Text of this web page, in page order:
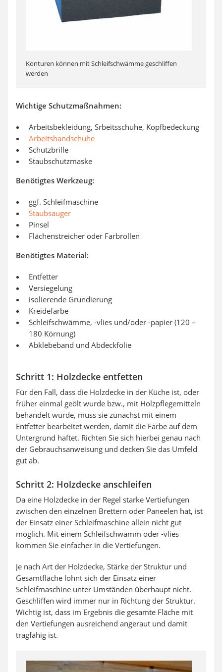
Konturen können mit Schleifschwämme geschliffen
werden
Wichtige Schutzmaßnahmen:
Arbeitsbekleidung, Srbeitsschuhe, Kopfbedeckung
Arbeitshandschuhe
Schutzbrille
Staubschutzmaske
Benötigtes Werkzeug:
ggf. Schleifmaschine
Staubsauger
Pinsel
Flächenstreicher oder Farbrollen
Benötigtes Material:
Entfetter
Versiegelung
isolierende Grundierung
Kreidefarbe
Schleifschwämme, -vlies und/oder -papier (120 –
180 Körnung)
Abklebeband und Abdeckfolie
Schritt 1: Holzdecke entfetten
Für den Fall, dass die Holzdecke in der Küche ist, oder
früher einmal geölt wurde bzw., mit Holzpflegemitteln
behandelt wurde, muss sie zunächst mit einem
Entfetter bearbeitet werden, damit die Farbe auf dem
Untergrund haftet. Richten Sie sich hierbei genau nach
der Gebrauchsanweisung und decken Sie das Umfeld
gut ab.
Schritt 2: Holzdecke anschleifen
Da eine Holzdecke in der Regel starke Vertiefungen
zwischen den einzelnen Brettern oder Paneelen hat, ist
der Einsatz einer Schleifmaschine allein nicht gut
möglich. Mit einem Schleifschwamm oder -vlies
kommen Sie einfacher in die Vertiefungen.
Je nach Art der Holzdecke, Stärke der Struktur und
Gesamtfläche lohnt sich der Einsatz einer
Schleifmaschine unter Umständen überhaupt nicht.
Geschliffen wird immer nur in Richtung der Struktur.
Wichtig ist, dass im Ergebnis die gesamte Fläche mit
den Vertiefungen ausreichend angeraut und damit
tragfähig ist.